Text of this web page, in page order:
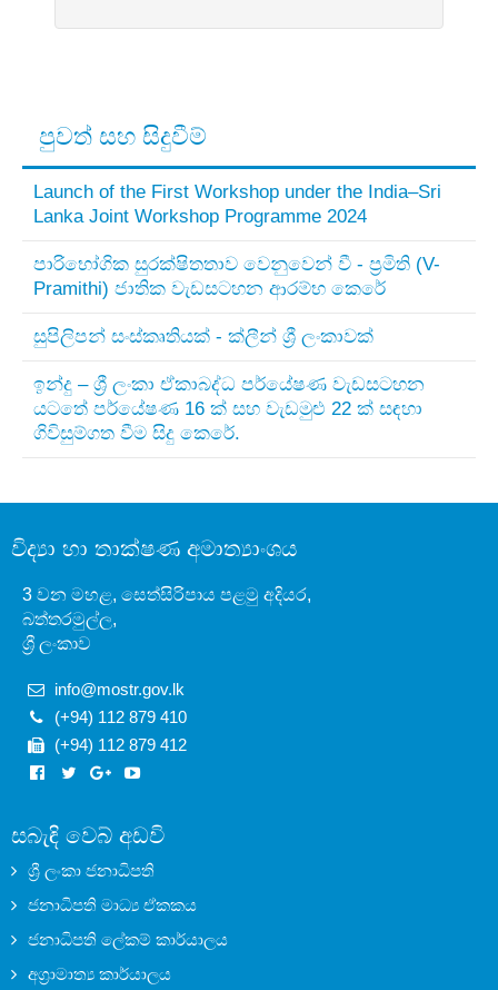
පුවත් සහ සිදුවීම්
Launch of the First Workshop under the India–Sri
Lanka Joint Workshop Programme 2024
පාරිභෝගික සුරක්ෂිතතාව වෙනුවෙන් වී - ප්‍රමිති (V-
Pramithi) ජාතික වැඩසටහන ආරම්භ කෙරේ
සුපිලිපන් සංස්කෘතියක් - ක්ලීන් ශ්‍රී ලංකාවක්
ඉන්දු – ශ්‍රී ලංකා ඒකාබද්ධ පර්යේෂණ වැඩසටහන
යටතේ පර්යේෂණ 16 ක් සහ වැඩමුළු 22 ක් සඳහා
ගිවිසුම්ගත වීම සිදු කෙරේ.
විද්‍යා හා තාක්ෂණ අමාත්‍යාංශය
3 වන මහළ, සෙත්සිරිපාය පළමු අදියර,
බත්තරමුල්ල,
ශ්‍රී ලංකාව
info@mostr.gov.lk
(+94) 112 879 410
(+94) 112 879 412
සබැඳි වෙබ් අඩවි
ශ්‍රී ලංකා ජනාධිපති
ජනාධිපති මාධ්‍ය ඒකකය
ජනාධිපති ලේකම් කාර්යාලය
අග්‍රාමාත්‍ය කාර්යාලය